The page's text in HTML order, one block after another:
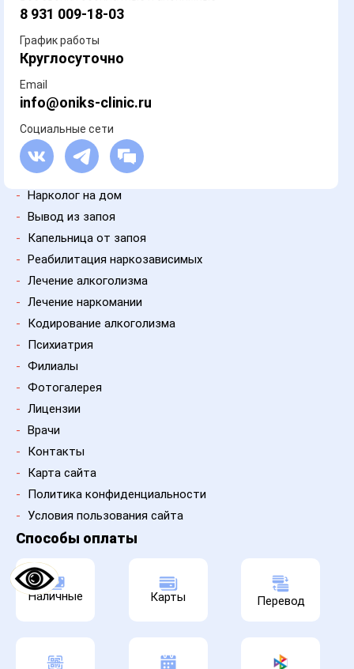
- Нарколог на дом
- Вывод из запоя
-
Капельница от запоя
- Реабилитация наркозависимых
- Лечение алкоголизма
- Лечение наркомании
-
Кодирование алкоголизма
-
Психиатрия
- Филиалы
- Фотогалерея
- Лицензии
- Врачи
-
Контакты
-
Карта сайта
-
Политика конфиденциальности
- Условия пользования сайта
8 931 009-18-03
График работы
Круглосуточно
Email
info@oniks-clinic.ru
Социальные сети
Способы оплаты
Наличные Карты Перевод